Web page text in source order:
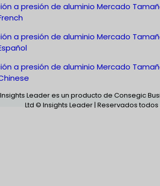
a presión de aluminio Mercado
a presión de aluminio Mercado
a presión de aluminio Mercado
Insights Leader es un producto de Consegic
Ltd © Insights Leader | Reservados